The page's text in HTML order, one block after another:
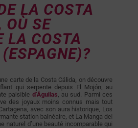
LA COSTA
OÙ SE
LA COSTA
carte de la Costa Cálida, on découvre
qui serpente depuis El Mojón, au
paisible d’Águilas, au sud. Parmi ces
des joyaux moins connus mais tout
avec son aura historique, Los
station balnéaire, et La Manga del
naturel d’une beauté incomparable qui